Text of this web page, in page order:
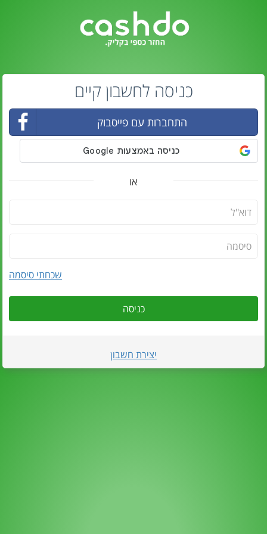
כניסה לחשבון קיים
התחברות עם פייסבוק
או
שכחתי סיסמה
כניסה
יצירת חשבון